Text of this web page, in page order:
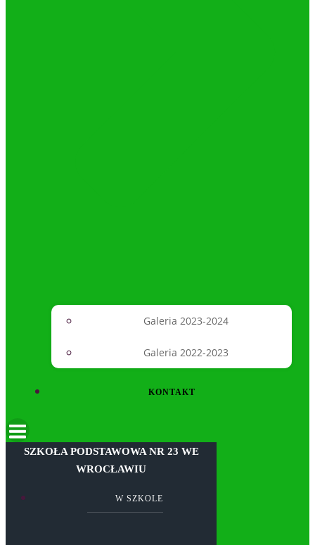
Galeria 2023-2024
Galeria 2022-2023
KONTAKT
SZKOŁA PODSTAWOWA NR 23 WE
WROCŁAWIU
W SZKOLE